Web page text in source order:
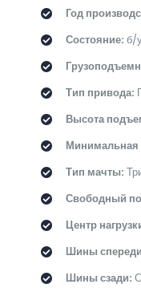
Год
Состояние: б/
Тип привода:
Высота
Минимальная
Тип мачты:
Свободный
Центр
Шины
Шины сзади: